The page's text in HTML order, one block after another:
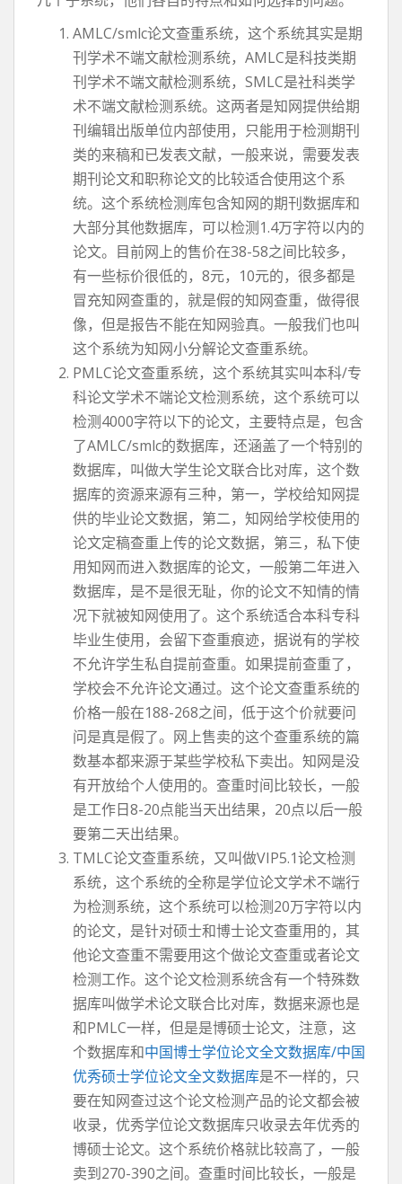
AMLC/smlc论文查重系统，这个系统其实是期
刊学术不端文献检测系统，AMLC是科技类期
刊学术不端文献检测系统，SMLC是社科类学
术不端文献检测系统。这两者是知网提供给期
刊编辑出版单位内部使用，只能用于检测期刊
类的来稿和已发表文献，一般来说，需要发表
期刊论文和职称论文的比较适合使用这个系
统。这个系统检测库包含知网的期刊数据库和
大部分其他数据库，可以检测1.4万字符以内的
论文。目前网上的售价在38-58之间比较多，
有一些标价很低的，8元，10元的，很多都是
冒充知网查重的，就是假的知网查重，做得很
像，但是报告不能在知网验真。一般我们也叫
这个系统为知网小分解论文查重系统。
PMLC论文查重系统，这个系统其实叫本科/专
科论文学术不端论文检测系统，这个系统可以
检测4000字符以下的论文，主要特点是，包含
了AMLC/smlc的数据库，还涵盖了一个特别的
数据库，叫做大学生论文联合比对库，这个数
据库的资源来源有三种，第一，学校给知网提
供的毕业论文数据，第二，知网给学校使用的
论文定稿查重上传的论文数据，第三，私下使
用知网而进入数据库的论文，一般第二年进入
数据库，是不是很无耻，你的论文不知情的情
况下就被知网使用了。这个系统适合本科专科
毕业生使用，会留下查重痕迹，据说有的学校
不允许学生私自提前查重。如果提前查重了，
学校会不允许论文通过。这个论文查重系统的
价格一般在188-268之间，低于这个价就要问
问是真是假了。网上售卖的这个查重系统的篇
数基本都来源于某些学校私下卖出。知网是没
有开放给个人使用的。查重时间比较长，一般
是工作日8-20点能当天出结果，20点以后一般
要第二天出结果。
TMLC论文查重系统，又叫做VIP5.1论文检测
系统，这个系统的全称是学位论文学术不端行
为检测系统，这个系统可以检测20万字符以内
的论文，是针对硕士和博士论文查重用的，其
他论文查重不需要用这个做论文查重或者论文
检测工作。这个论文检测系统含有一个特殊数
据库叫做学术论文联合比对库，数据来源也是
和PMLC一样，但是是博硕士论文，注意，这
个数据库和中国博士学位论文全文数据库/中国
优秀硕士学位论文全文数据库是不一样的，只
要在知网查过这个论文检测产品的论文都会被
收录，优秀学位论文数据库只收录去年优秀的
博硕士论文。这个系统价格就比较高了，一般
卖到270-390之间。查重时间比较长，一般是